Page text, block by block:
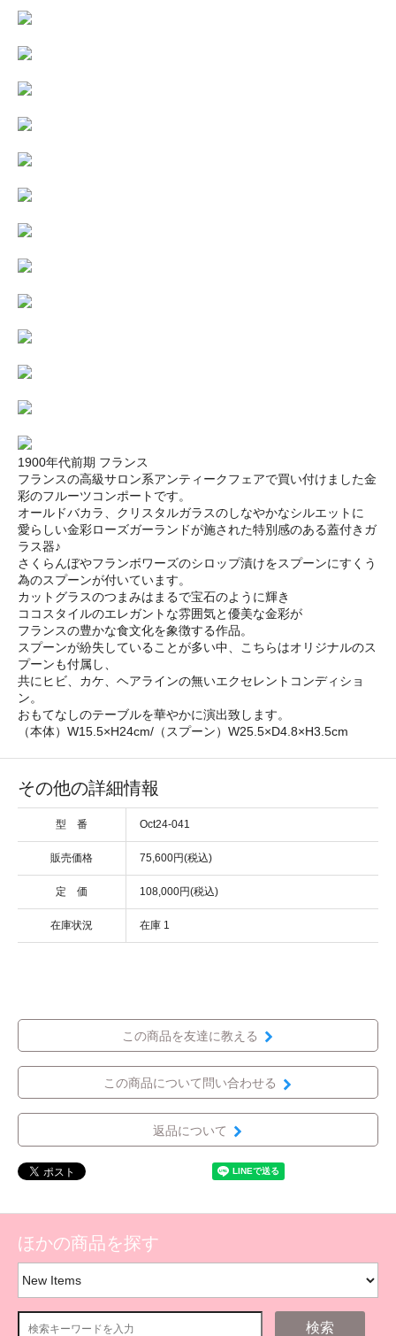
1900年代前期 フランス
フランスの高級サロン系アンティークフェアで買い付けました金
彩のフルーツコンポートです。
オールドバカラ、クリスタルガラスのしなやかなシルエットに
愛らしい金彩ローズガーランドが施された特別感のある蓋付きガ
ラス器♪
さくらんぼやフランボワーズのシロップ漬けをスプーンにすくう
為のスプーンが付いています。
カットグラスのつまみはまるで宝石のように輝き
ココスタイルのエレガントな雰囲気と優美な金彩が
フランスの豊かな食文化を象徴する作品。
スプーンが紛失していることが多い中、こちらはオリジナルのス
プーンも付属し、
共にヒビ、カケ、ヘアラインの無いエクセレントコンディショ
ン。
おもてなしのテーブルを華やかに演出致します。
（本体）W15.5×H24cm/（スプーン）W25.5×D4.8×H3.5cm
その他の詳細情報
型 番 Oct24-041
販売価格 75,600円(税込)
定 価 108,000円(税込)
在庫状況 在庫 1
この商品を友達に教える
この商品について問い合わせる
返品について
ほかの商品を探す
検索